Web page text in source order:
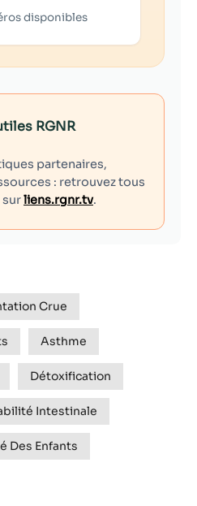
disponibles
RGNR
partenaires,
: retrouvez tous
surliens.rgnr.tv.
Crue
Asthme
Détoxification
Intestinale
Des Enfants